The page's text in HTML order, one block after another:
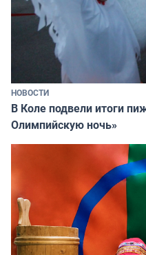
НОВОСТИ
В Коле подвели итоги
Олимпийскую ночь»